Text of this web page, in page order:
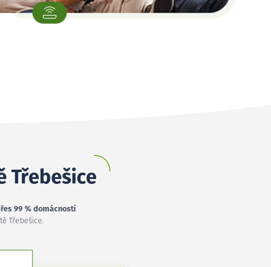
Třebešice
99 % domácností
Třebešice.